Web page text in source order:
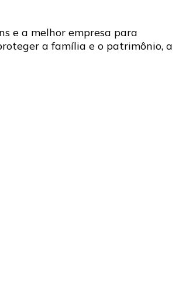
e a melhor empresa para
a família e o patrimônio, a